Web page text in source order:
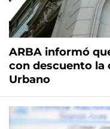
ARBA informó
con descuento la
Urbano